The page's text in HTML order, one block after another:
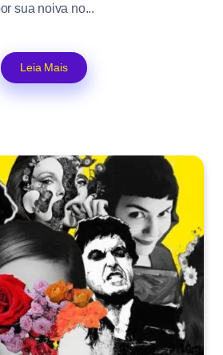
sua noiva no...
Leia Mais